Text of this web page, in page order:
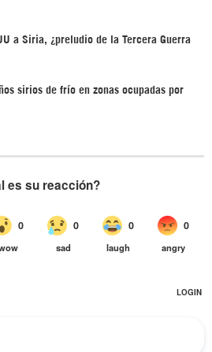
a Siria, ¿preludio de la Tercera Guerra
sirios de frío en zonas ocupadas por